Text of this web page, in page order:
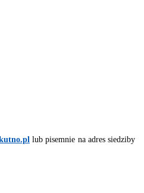
lub pisemnie na adres siedziby